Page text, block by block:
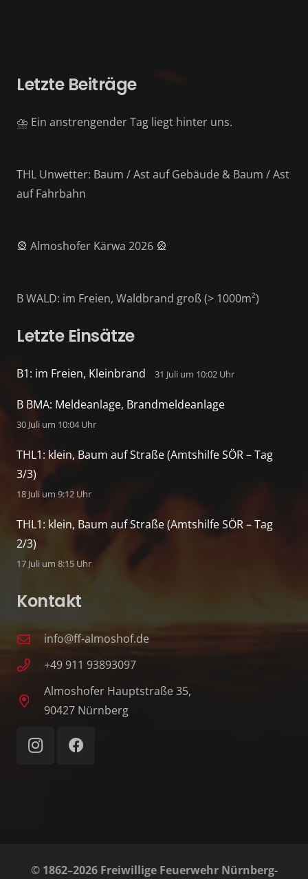
Letzte Beiträge
⛈️ Ein anstrengender Tag liegt hinter uns.
THL Unwetter: Baum / Ast auf Gebäude & Baum / Ast
auf Fahrbahn
🎡 Almoshofer Kärwa 2026 🎡
B WALD: im Freien, Waldbrand groß (> 1000m²)
Letzte Einsätze
B1: im Freien, Kleinbrand 31 Juli um 10:02 Uhr
B BMA: Meldeanlage, Brandmeldeanlage
30 Juli um 10:04 Uhr
THL1: klein, Baum auf Straße (Amtshilfe SÖR – Tag
3/3)
18 Juli um 9:12 Uhr
THL1: klein, Baum auf Straße (Amtshilfe SÖR – Tag
2/3)
17 Juli um 8:15 Uhr
Kontakt
info@ff-almoshof.de
+49 911 93893097
Almoshofer Hauptstraße 35,
90427 Nürnberg
© 1862–2026 Freiwillige Feuerwehr Nürnberg-